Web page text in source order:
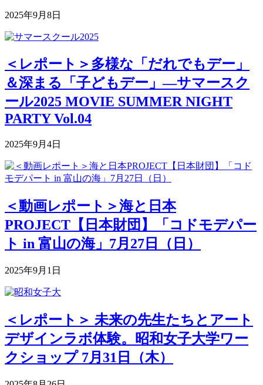
2025年9月8日
＜レポート＞多様な「だれでもデー」
＆深まる「子どもデー」―サマースク
ール2025 MOVIE SUMMER NIGHT
PARTY Vol.04
2025年9月4日
＜動画レポート＞海と日本
PROJECT【日本財団】「コドモデパー
ト in 富山の海」7月27日（日）
2025年9月1日
＜レポート＞ 未来の先生たちとアート
デザインラボ体験。昭和女子大学ワー
クショップ 7月31日（木）